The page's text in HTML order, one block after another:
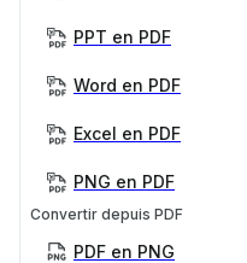
PPT en PDF
Word en PDF
Excel en PDF
PNG en PDF
Convertir depuis PDF
PDF en PNG